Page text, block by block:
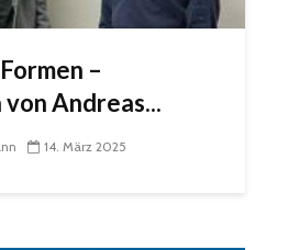
–
Andreas...
14. März 2025